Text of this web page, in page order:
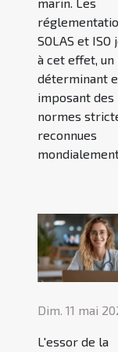
marin. Les
SOLAS et ISO
à cet effet, un
déterminant
imposant des
normes
reconnues
Dim. 11 mai
L'essor de la